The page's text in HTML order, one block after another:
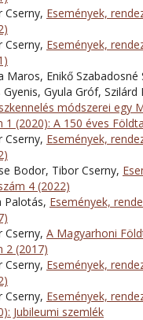
Cserny, Események,
Cserny, Események,
Maros, Enikő
Gyenis, Gyula Gróf,
módszerei egy
1 (2020): A 150 éves
Cserny, Események,
Bodor, Tibor Cserny,
4 (2022)
Palotás, Események,
Cserny, A Magyarhoni
2 (2017)
Cserny, Események,
Cserny, Események,
Jubileumi szemlék